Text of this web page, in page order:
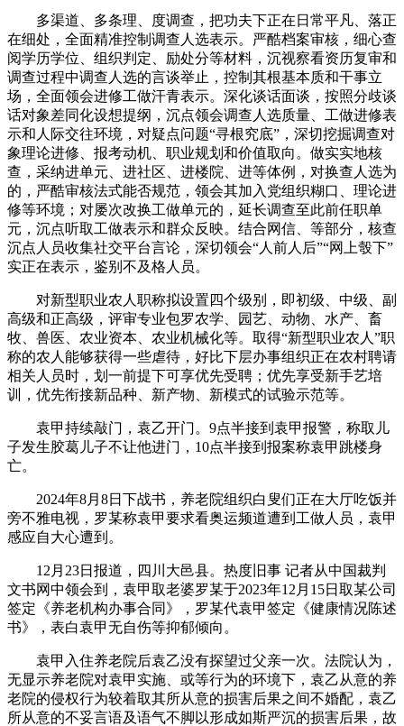
多渠道、多条理、度调查，把功夫下正在日常平凡、落正
在细处，全面精准控制调查人选表示。严酷档案审核，细心查
阅学历学位、组织判定、励处分等材料，沉视察看资历复审和
调查过程中调查人选的言谈举止，控制其根基本质和干事立
场，全面领会进修工做汗青表示。深化谈话面谈，按照分歧谈
话对象差同化设想提纲，沉点领会调查人选质量、工做进修表
示和人际交往环境，对疑点问题“寻根究底”，深切挖掘调查对
象理论进修、报考动机、职业规划和价值取向。做实实地核
查，采纳进单元、进社区、进楼院、进等体例，对换查人选为
的，严酷审核法式能否规范，领会其加入党组织糊口、理论进
修等环境；对屡次改换工做单元的，延长调查至此前任职单
元，沉点听取工做表示和群众反映。结合网信、等部分，核查
沉点人员收集社交平台言论，深切领会“人前人后”“网上彀下”
实正在表示，鉴别不及格人员。
对新型职业农人职称拟设置四个级别，即初级、中级、副
高级和正高级，评审专业包罗农学、园艺、动物、水产、畜
牧、兽医、农业资本、农业机械化等。取得“新型职业农人”职
称的农人能够获得一些虐待，好比下层办事组织正在农村聘请
相关人员时，划一前提下可享优先受聘；优先享受新手艺培
训，优先衔接新品种、新产物、新模式的试验示范等。
袁甲持续敲门，袁乙开门。9点半接到袁甲报警，称取儿
子发生胶葛儿子不让他进门，10点半接到报案称袁甲跳楼身
亡。
2024年8月8日下战书，养老院组织白叟们正在大厅吃饭并
旁不雅电视，罗某称袁甲要求看奥运频道遭到工做人员，袁甲
感应自大心遭到。
12月23日报道，四川大邑县。热度旧事 记者从中国裁判
文书网中领会到，袁甲取老婆罗某于2023年12月15日取某公司
签定《养老机构办事合同》，罗某代袁甲签定《健康情况陈述
书》，表白袁甲无自伤等抑郁倾向。
袁甲入住养老院后袁乙没有探望过父亲一次。法院认为，
无显示养老院对袁甲实施、或等行为的环境下，袁乙从意的养
老院的侵权行为较着取其所从意的损害后果之间不婚配，袁乙
所从意的不妥言语及语气不脚以形成如斯严沉的损害后果，故